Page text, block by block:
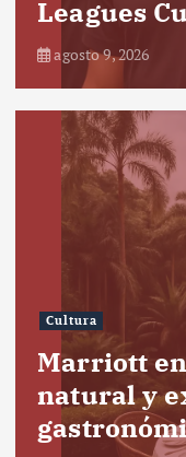
Leagues
agosto 9, 2026
Cultura
Marriott
natural y